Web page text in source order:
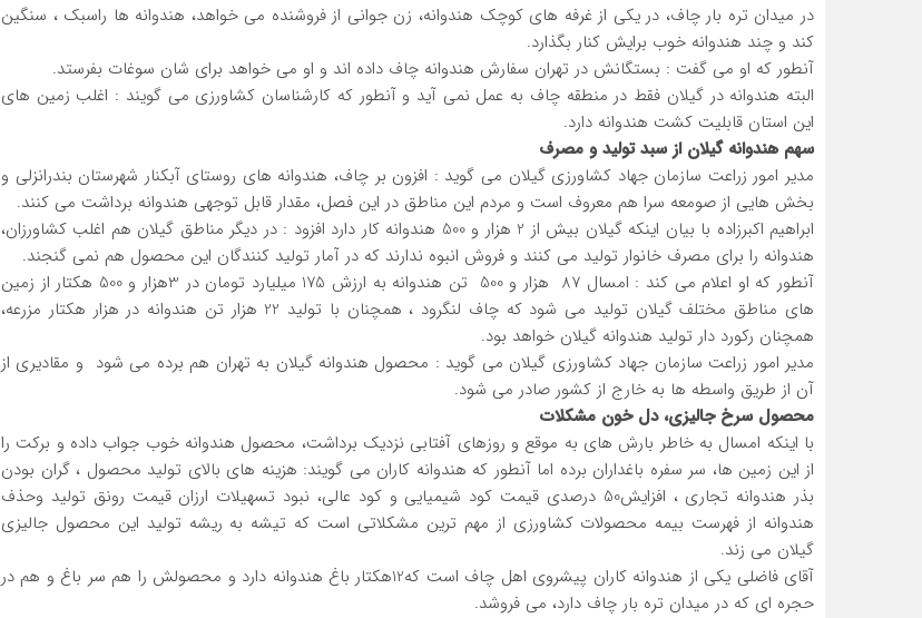
در میدان تره بار چاف، در یکی از غرفه های کوچک هندوانه، زن جوانی از فروشنده می خواهد، هندوانه ها راسبک ، سنگین
کند و چند هندوانه خوب برایش کنار بگذارد.
آنطور که او می گفت : بستگانش در تهران سفارش هندوانه چاف داده اند و او می خواهد برای شان سوغات بفرستد.
البته هندوانه در گیلان فقط در منطقه چاف به عمل نمی آید و آنطور که کارشناسان کشاورزی می گویند : اغلب زمین های
این استان قابلیت کشت هندوانه دارد.
سهم هندوانه گیلان از سبد تولید و مصرف
مدیر امور زراعت سازمان جهاد کشاورزی گیلان می گوید : افزون بر چاف، هندوانه های روستای آبکنار شهرستان بندرانزلی و
بخش هایی از صومعه سرا هم معروف است و مردم این مناطق در این فصل، مقدار قابل توجهی هندوانه برداشت می کنند.
ابراهیم اکبرزاده با بیان اینکه گیلان بیش از 2 هزار و 500 هندوانه کار دارد افزود : در دیگر مناطق گیلان هم اغلب کشاورزان،
هندوانه را برای مصرف خانوار تولید می کنند و فروش انبوه ندارند که در آمار تولید کنندگان این محصول هم نمی گنجند.
آنطور که او اعلام می کند : امسال 87 هزار و 500 تن هندوانه به ارزش 175 میلیارد تومان در 3هزار و 500 هکتار از زمین
های مناطق مختلف گیلان تولید می شود که چاف لنگرود ، همچنان با تولید 22 هزار تن هندوانه در هزار هکتار مزرعه،
همچنان رکورد دار تولید هندوانه گیلان خواهد بود.
مدیر امور زراعت سازمان جهاد کشاورزی گیلان می گوید : محصول هندوانه گیلان به تهران هم برده می شود و مقادیری از
آن از طریق واسطه ها به خارج از کشور صادر می شود.
محصول سرخ جالیزی، دل خون مشکلات
با اینکه امسال به خاطر بارش های به موقع و روزهای آفتابی نزدیک برداشت، محصول هندوانه خوب جواب داده و برکت را
از این زمین ها، سر سفره باغداران برده اما آنطور که هندوانه کاران می گویند: هزینه های بالای تولید محصول ، گران بودن
بذر هندوانه تجاری ، افزایش50 درصدی قیمت کود شیمیایی و کود عالی، نبود تسهیلات ارزان قیمت رونق تولید وحذف
هندوانه از فهرست بیمه محصولات کشاورزی از مهم ترین مشکلاتی است که تیشه به ریشه تولید این محصول جالیزی
گیلان می زند.
آقای فاضلی یکی از هندوانه کاران پیشروی اهل چاف است که12هکتار باغ هندوانه دارد و محصولش را هم سر باغ و هم در
حجره ای که در میدان تره بار چاف دارد، می فروشد.